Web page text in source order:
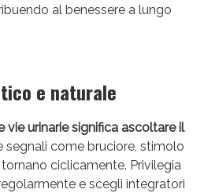
al benessere a lungo
e naturale
vie urinarie significa ascoltare il
segnali come bruciore, stimolo
ciclicamente. Privilegia
e scegli integratori